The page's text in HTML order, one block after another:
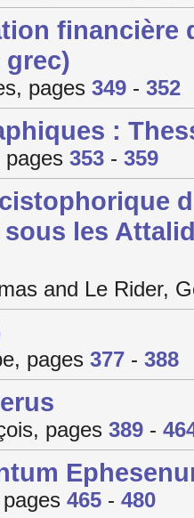
financière
grec)
pages 349 - 352
:
pages 353 - 359
les
and Le Rider,
pages 377 - 388
pages 389 -
465 - 480